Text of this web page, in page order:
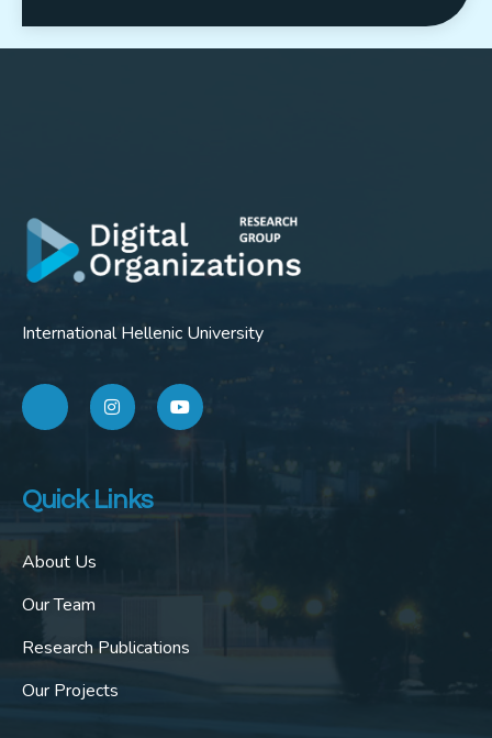
International Hellenic University
Quick Links
About Us
Our Team
Research Publications
Our Projects